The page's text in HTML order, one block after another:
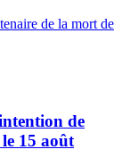
de la mort de
de
le 15 août